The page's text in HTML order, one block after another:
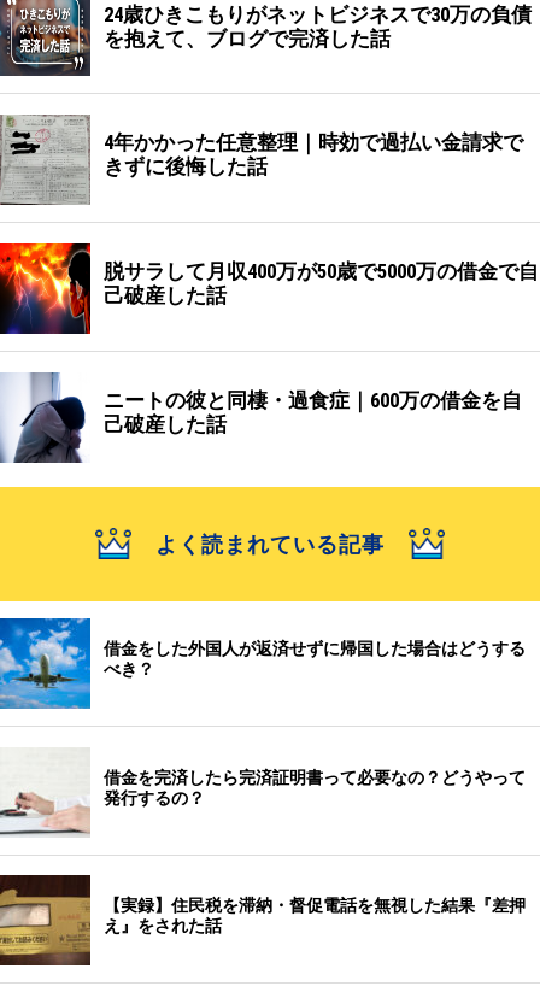
24歳ひきこもりがネットビジネスで30万の負債
を抱えて、ブログで完済した話
4年かかった任意整理｜時効で過払い金請求で
きずに後悔した話
脱サラして月収400万が50歳で5000万の借金で自
己破産した話
ニートの彼と同棲・過食症｜600万の借金を自
己破産した話
よく読まれている記事